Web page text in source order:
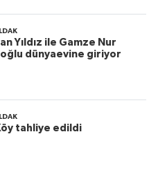
Yıldız ile Gamze Nur
dünyaevine giriyor
tahliye edildi